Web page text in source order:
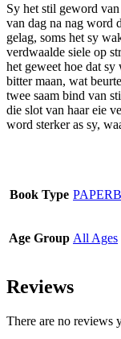
options
may
be
chosen
on
the
product
page
Sy het stil geword
van dag na nag word
gelag, soms het sy
verdwaalde siele op
het geweet hoe dat
bitter maan, wat
twee saam bind van
die slot van haar eie
word sterker as sy,
Book Type
Age Group All Ages
Reviews
There are no reviews